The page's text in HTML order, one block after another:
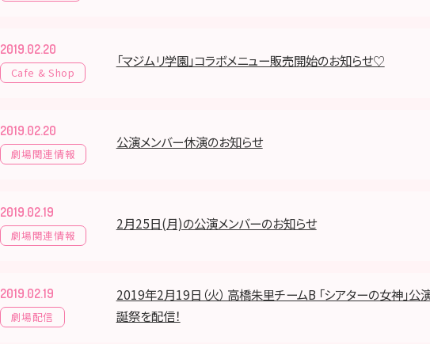
2019.02.20
Cafe & Shop
「マジムリ学園」コラボメニュー販売開始のお知らせ♡
2019.02.20
劇場関連情報
公演メンバー休演のお知らせ
2019.02.19
劇場関連情報
2月25日(月)の公演メンバーのお知らせ
2019.02.19
劇場配信
2019年2月19日（火） 高橋朱里チームB 「シアターの女神」公
誕祭を配信！